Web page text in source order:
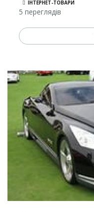
ІНТЕРНЕТ-ТОВАРИ
5 переглядів